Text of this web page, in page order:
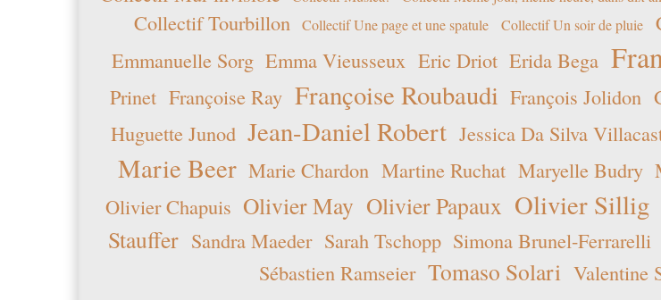
Collectif Tourbillon
Collectif Une page et une spatule Collectif Un soir de pluie
Emmanuelle Sorg Emma Vieusseux Eric Driot Erida Bega
Prinet Françoise Ray Françoise Roubaudi François Jolidon
Huguette Junod Jean-Daniel Robert Jessica Da Silva
Marie Beer Marie Chardon Martine Ruchat Maryelle Budry
Olivier Chapuis Olivier May Olivier Papaux Olivier Sillig
Stauffer Sandra Maeder Sarah Tschopp Simona Brunel-Ferrarelli
Sébastien Ramseier Tomaso Solari Valentine